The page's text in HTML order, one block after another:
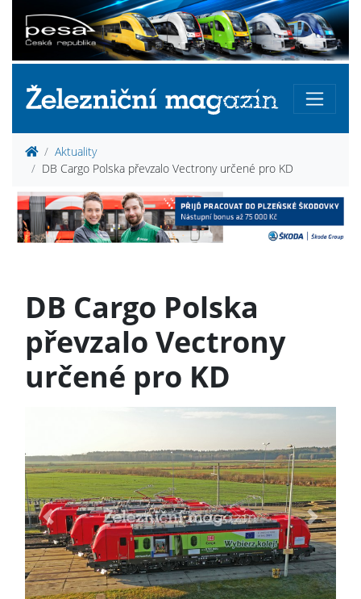
Aktuality
DB Cargo Polska převzalo Vectrony určené pro KD
DB Cargo Polska
převzalo Vectrony
určené pro KD
Previous Next